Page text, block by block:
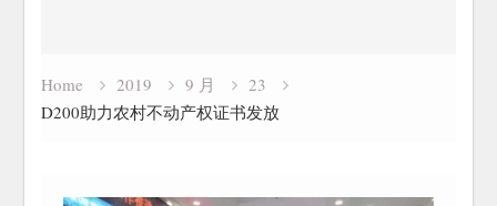
Home 2019 9 月
23
D200助力农村不动产权证书发放